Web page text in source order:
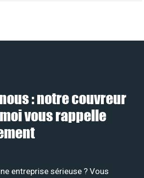
: notre couvreur
vous rappelle
entreprise sérieuse ? Vous